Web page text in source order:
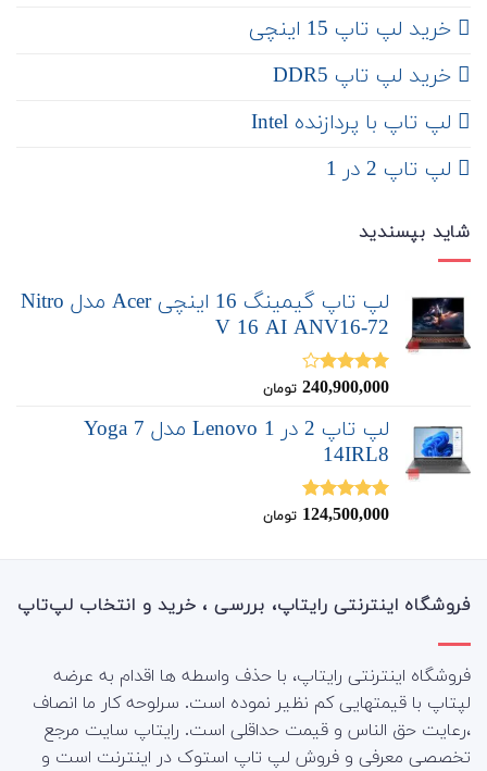
‌‌ خرید لپ تاپ 15 اینچی
خرید لپ تاپ DDR5
لپ تاپ با پردازنده Intel
لپ تاپ 2 در 1
شاید بپسندید
لپ تاپ گیمینگ 16 اینچی Acer مدل Nitro
V 16 AI ANV16-72
نمره
240,900,000 تومان
لپ تاپ 2 در 1 Lenovo مدل Yoga 7
14IRL8
نمره5.00
124,500,000 تومان
فروشگاه اینترنتی رایتاپ، بررسی ، خرید و انتخاب لپ‌تاپ
فروشگاه اینترنتی رایتاپ، با حذف واسطه ها اقدام به عرضه
لپتاپ با قیمتهایی کم نظیر نموده است. سرلوحه کار ما انصاف
،رعایت حق الناس و قیمت حداقلی است. رایتاپ سایت مرجع
تخصصی معرفی و فروش لپ تاپ استوک در اینترنت است و